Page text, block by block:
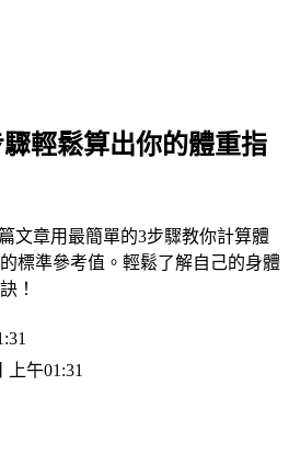
輕鬆算出你的體重指
文章用最簡單的3步驟教你計算體
標準參考值。輕鬆了解自己的身體
！
上午01:31